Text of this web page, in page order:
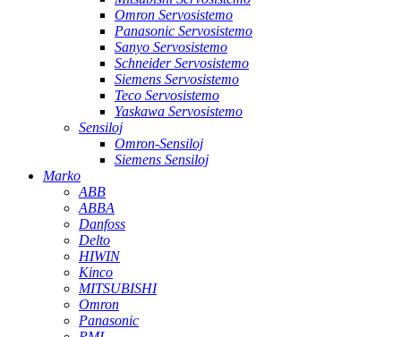
Omron Servosistemo
Panasonic Servosistemo
Sanyo Servosistemo
Schneider Servosistemo
Siemens Servosistemo
Teco Servosistemo
Yaskawa Servosistemo
Sensiloj
Omron-Sensiloj
Siemens Sensiloj
Marko
ABB
ABBA
Danfoss
Delto
HIWIN
Kinco
MITSUBISHI
Omron
Panasonic